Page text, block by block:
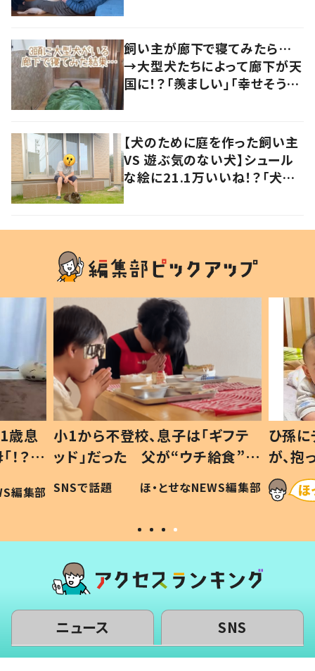
飼い主が廊下で寝てみたら…
→大型犬たちによって廊下が天
国に！？「羨ましい」「幸せそう」
【犬のために庭を作った飼い主
VS 遊ぶ気のない犬】シュール
な絵に21.1万いいね！？「犬の
歳息
？」
編集部
小1から不登校、息子は「ギフテ
ッド」だった 父が“ウチ給食”を
作り続ける理由とは #令和の親
#令和の子
SNSで話題 ほ・とせなNEWS編集部
ひ孫
が、
「涙が
い」
ニュース SNS